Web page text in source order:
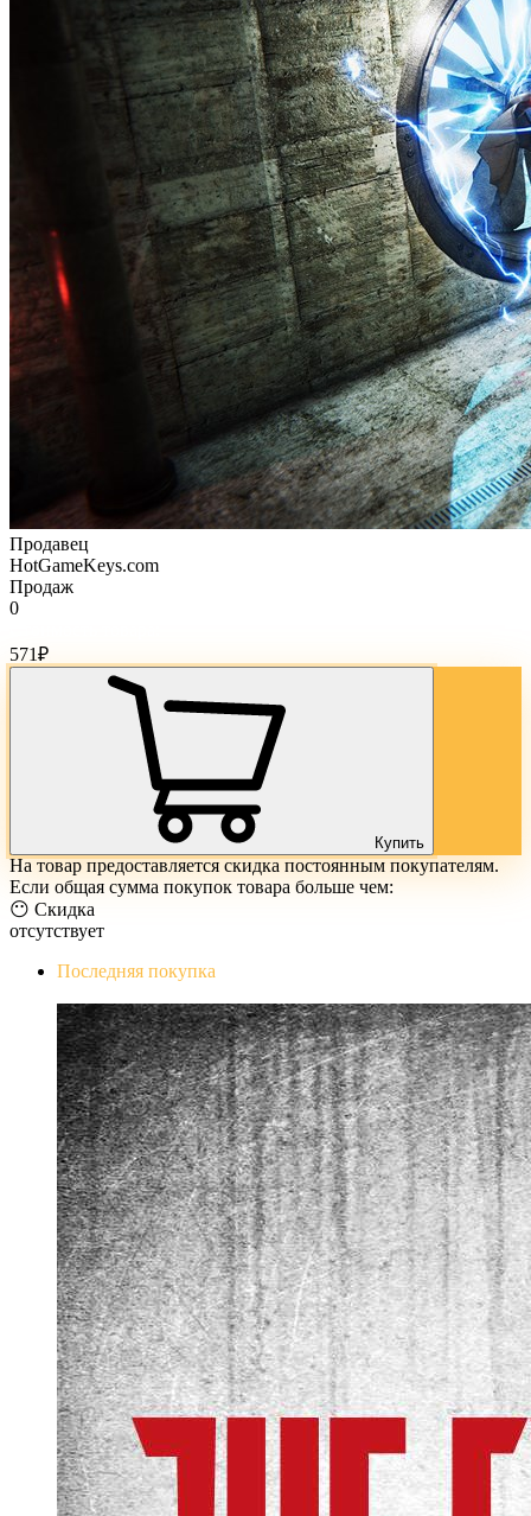
Продавец
HotGameKeys.com
Продаж
0
571₽
Купить
На товар предоставляется скидка постоянным покупателям.
Если общая сумма покупок товара больше чем:
😶 Скидка
отсутствует
Последняя покупка